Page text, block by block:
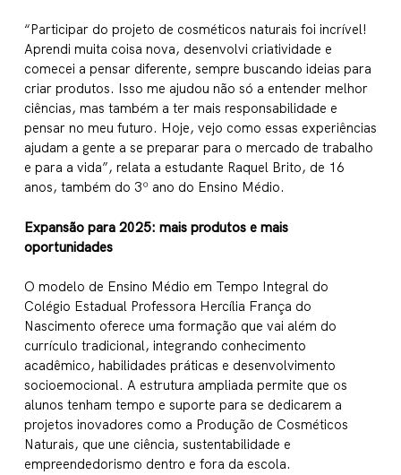
“Participar do projeto de cosméticos naturais foi incrível!
Aprendi muita coisa nova, desenvolvi criatividade e
comecei a pensar diferente, sempre buscando ideias para
criar produtos. Isso me ajudou não só a entender melhor
ciências, mas também a ter mais responsabilidade e
pensar no meu futuro. Hoje, vejo como essas experiências
ajudam a gente a se preparar para o mercado de trabalho
e para a vida”, relata a estudante Raquel Brito, de 16
anos, também do 3º ano do Ensino Médio.
Expansão para 2025: mais produtos e mais
oportunidades
O modelo de Ensino Médio em Tempo Integral do
Colégio Estadual Professora Hercília França do
Nascimento oferece uma formação que vai além do
currículo tradicional, integrando conhecimento
acadêmico, habilidades práticas e desenvolvimento
socioemocional. A estrutura ampliada permite que os
alunos tenham tempo e suporte para se dedicarem a
projetos inovadores como a Produção de Cosméticos
Naturais, que une ciência, sustentabilidade e
empreendedorismo dentro e fora da escola.